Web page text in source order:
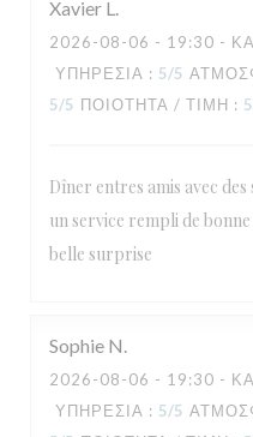
Xavier L
2026-08-06 - 19:30 -
ΥΠΗΡΕΣΊΑ : 5/5
5/5 ΠΟΙΌΤΗΤΑ / ΤΙΜΉ : 5
Dîner entres amis avec
un service rempli de
belle surprise
Sophie N
2026-08-06 - 19:30 -
ΥΠΗΡΕΣΊΑ : 5/5